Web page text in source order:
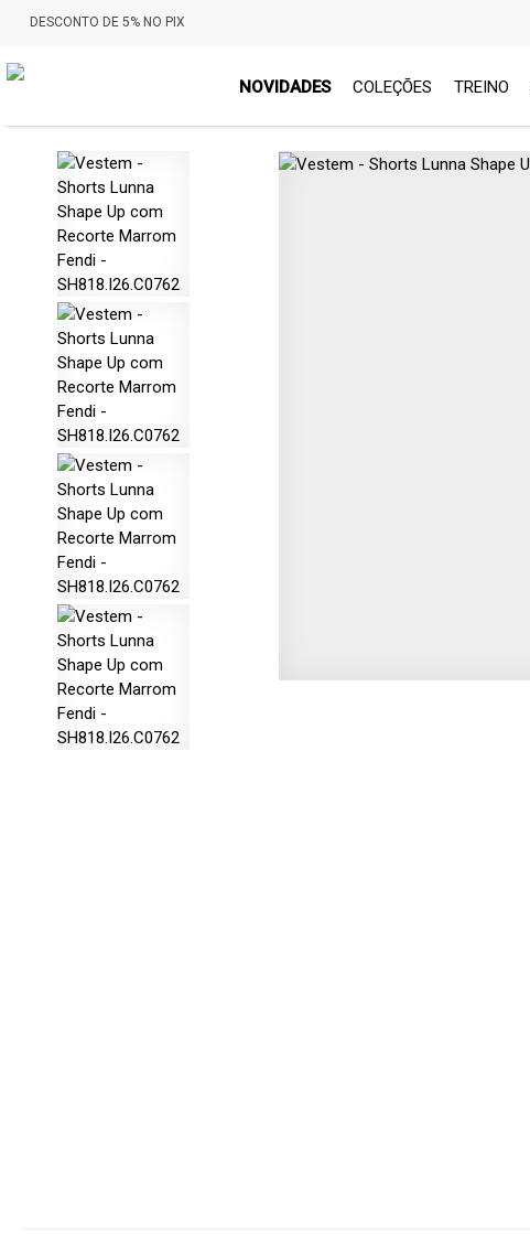
DESCONTO DE 5% NO PIX
NOVIDADES COLEÇÕES TREINO